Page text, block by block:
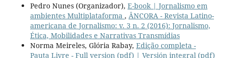
Pedro Nunes (Organizador), E-book | Jornalismo em
ambientes Multiplataforma , ÂNCORA - Revista Latino-
americana de Jornalismo: v. 3 n. 2 (2016): Jornalismo,
Ética, Mobilidades e Narrativas Transmídias
Norma Meireles, Glória Rabay, Edição completa -
Pauta Livre - Full version (pdf) | Versión integral (pdf)